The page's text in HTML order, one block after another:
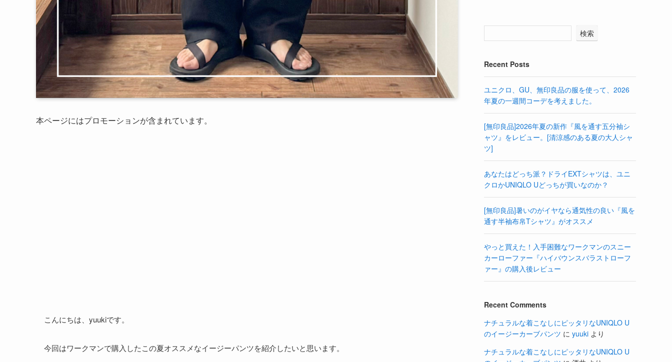
本ページにはプロモーションが含まれています。
こんにちは、yuukiです。
今回はワークマンで購入したこの夏オススメなイージーパンツを紹介したいと思います。
検索
Recent Posts
ユニクロ、GU、無印良品の服を使って、2026
年夏の一週間コーデを考えました。
[無印良品]2026年夏の新作『風を通す五分袖シ
ャツ』をレビュー。[清涼感のある夏の大人シャ
ツ]
あなたはどっち派？ドライEXTシャツは、ユニ
クロかUNIQLO Uどっちが買いなのか？
[無印良品]暑いのがイヤなら通気性の良い『風を
通す半袖布帛Tシャツ』がオススメ
やっと買えた！入手困難なワークマンのスニー
カーローファー『ハイバウンスバラストローフ
ァー』の購入後レビュー
Recent Comments
ナチュラルな着こなしにピッタリなUNIQLO U
のイージーカーブパンツ に yuuki より
ナチュラルな着こなしにピッタリなUNIQLO U